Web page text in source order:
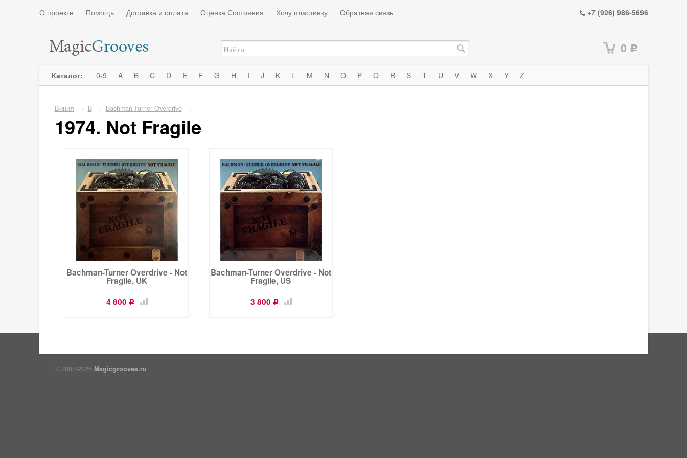
О проекте Помощь Доставка и оплата Оценка Состояния Хочу пластинку Обратная связь +7 (926) 986-5696
0 Р
Каталог: 0-9 A B C D E F G H I J K L M N O P Q R S T U V W X Y Z
Винил → B → Bachman-Turner Overdrive →
1974. Not Fragile
Bachman-Turner Overdrive - Not
Fragile, UK
4 800 Р
Bachman-Turner Overdrive - Not
Fragile, US
3 800 Р
© 2007-2026 Magicgrooves.ru